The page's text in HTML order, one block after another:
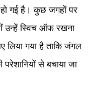
गई है। कुछ जगहों पर
उन्हें स्विच ऑफ रखना
लिया गया है ताकि जंगल
से बचाया जा